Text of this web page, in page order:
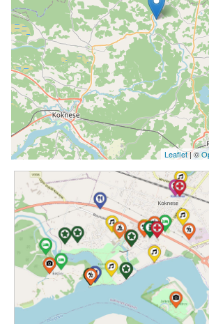
Leaflet| ©